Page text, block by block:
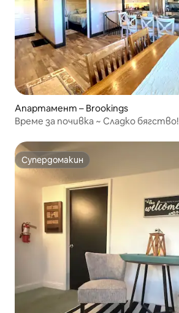
Апартамент – Brookings
Време за почивка ~ Сладко бягство!
Супердомакин
Супердомакин